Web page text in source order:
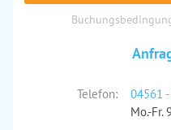
Telefon:
04561
Mo.-Fr.